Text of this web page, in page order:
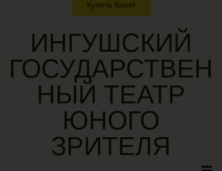
Купить билет
ИНГУШСКИЙ
ГОСУДАРСТВЕН
НЫЙ ТЕАТР
ЮНОГО
ЗРИТЕЛЯ